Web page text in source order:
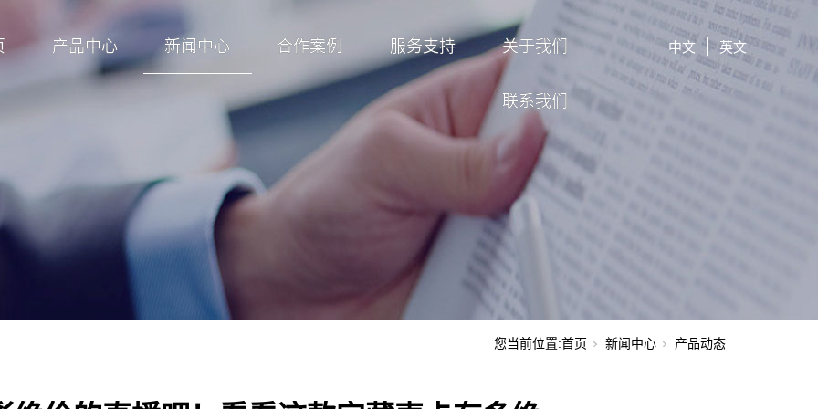
产品中心 新闻中心 合作案例 服务支持 关于我们
联系我们
中文 英文
您当前位置:首页 新闻中心 产品动态